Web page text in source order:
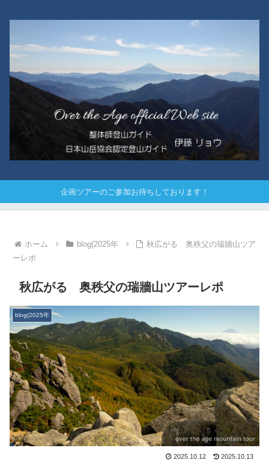
企画ツアーのご参加お待ちしております！
ホーム blog(2025年
秋広がる 奥秩父の瑞牆山ツア
ーレポ
秋広がる 奥秩父の瑞牆山ツアーレポ
blog(2025年
2025.10.12 2025.10.13